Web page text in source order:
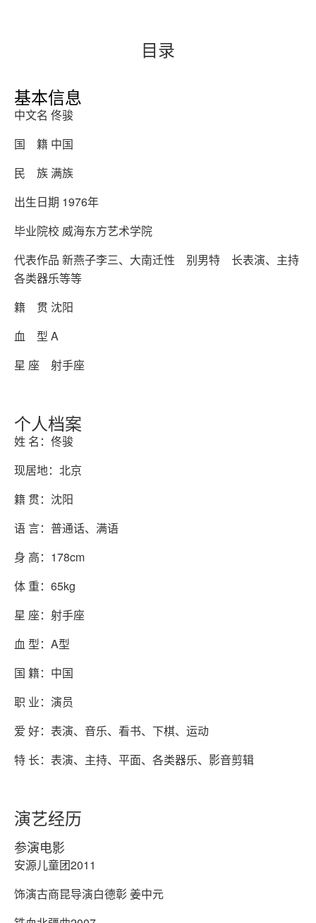
目录
基本信息
中文名 佟骏
国 籍 中国
民 族 满族
出生日期 1976年
毕业院校 威海东方艺术学院
代表作品 新燕子李三、大南迁性 别男特 长表演、主持
各类器乐等等
籍 贯 沈阳
血 型 A
星 座 射手座
个人档案
姓 名：佟骏
现居地：北京
籍 贯：沈阳
语 言：普通话、满语
身 高：178cm
体 重：65kg
星 座：射手座
血 型：A型
国 籍：中国
职 业：演员
爱 好：表演、音乐、看书、下棋、运动
特 长：表演、主持、平面、各类器乐、影音剪辑
演艺经历
参演电影
安源儿童团2011
饰演古商昆导演白德彰 姜中元